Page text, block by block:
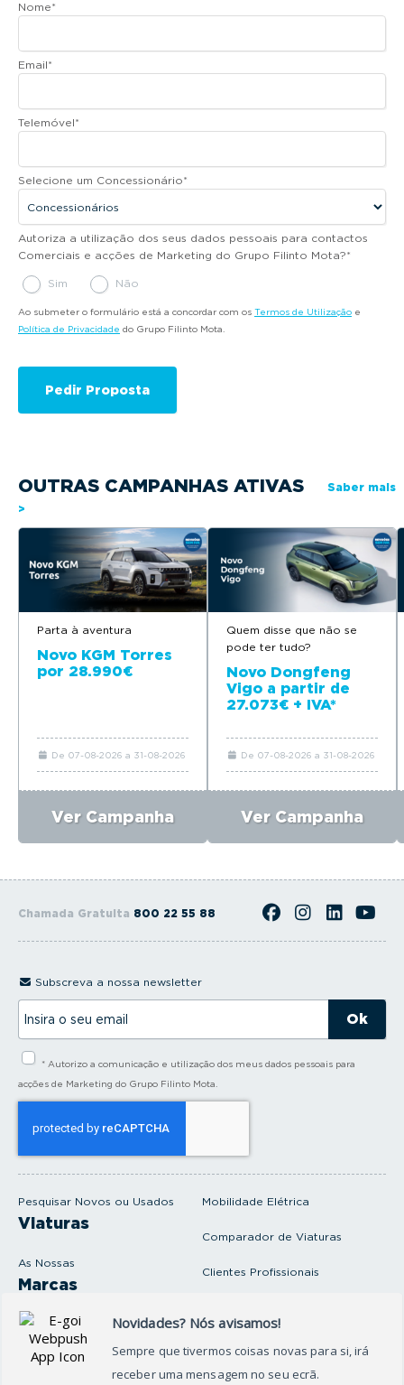
Nome*
Email*
Telemóvel*
Selecione um Concessionário*
Autoriza a utilização dos seus dados pessoais para contactos
Comerciais e acções de Marketing do Grupo Filinto Mota?*
Sim Não
Ao submeter o formulário está a concordar com os Termos de Utilização e
Política de Privacidade do Grupo Filinto Mota.
OUTRAS CAMPANHAS ATIVAS
Saber mais
>
Parta à aventura
Novo KGM Torres
por 28.990€
De 07-08-2026 a 31-08-2026
Ver Campanha
Quem disse que não se
pode ter tudo?
Novo Dongfeng
Vigo a partir de
27.073€ + IVA*
De 07-08-2026 a 31-08-2026
Ver Campanha
Chamada Gratuita 800 22 55 88
Pesquisar Novos ou Usados
Viaturas
As Nossas
Marcas
Produtos e serviços
Oficina
Mobilidade Elétrica
Comparador de Viaturas
Clientes Profissionais
Seguros Protector
Subscreva a nossa newsletter
s
* Autorizo a comunicação e utilização dos meus dados pessoais para
acções de Marketing do Grupo Filinto Mota.